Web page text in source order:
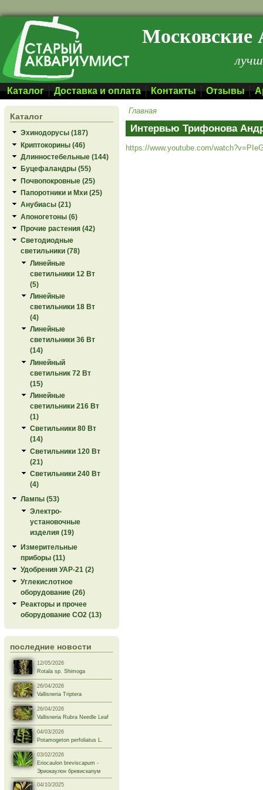
Перейти к основному содержанию Московские
Каталог Доставка и оплата Контакты Отзывы
Каталог
Эхинодорусы (187)
Криптокорины (46)
Длинностебельные (144)
Буцефаландры (55)
Почвопокровные (25)
Папоротники и Мхи (25)
Анубиасы (21)
Апоногетоны (6)
Прочие растения (42)
Светодиодные
светильники (78)
Линейные
светильники 12 Вт
(5)
Линейные
светильники 18 Вт
(4)
Линейные
светильники 36 Вт
(14)
Линейный
светильник 72 Вт
(15)
Линейные
светильники 216 Вт
(1)
Светильники 80 Вт
(14)
Светильники 120 Вт
(21)
Светильники 240 Вт
(4)
Лампы (53)
Электро-
установочные
изделия (19)
Измерительные
приборы (11)
Удобрения УАР-21 (2)
Углекислотное
оборудование (26)
Реакторы и прочее
оборудование СО2 (13)
последние новости
12/05/2026
Rotala sp. Shimoga
26/04/2026
Vallisneria Triptera
26/04/2026
Vallisneria Rubra Needle Leaf
04/03/2026
Potamogeton perfoliatus L.
03/02/2026
Eriocaulon breviscapum -
Эриокаулон бревискапум
04/10/2025
Главная
Интервью Трифонова
https://www.youtube.com/